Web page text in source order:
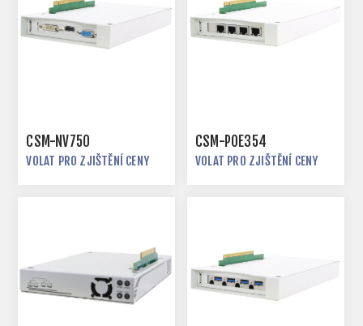
CSM-NV750
VOLAT PRO ZJIŠTĚNÍ CENY
CSM-POE354
VOLAT PRO ZJIŠTĚNÍ CENY